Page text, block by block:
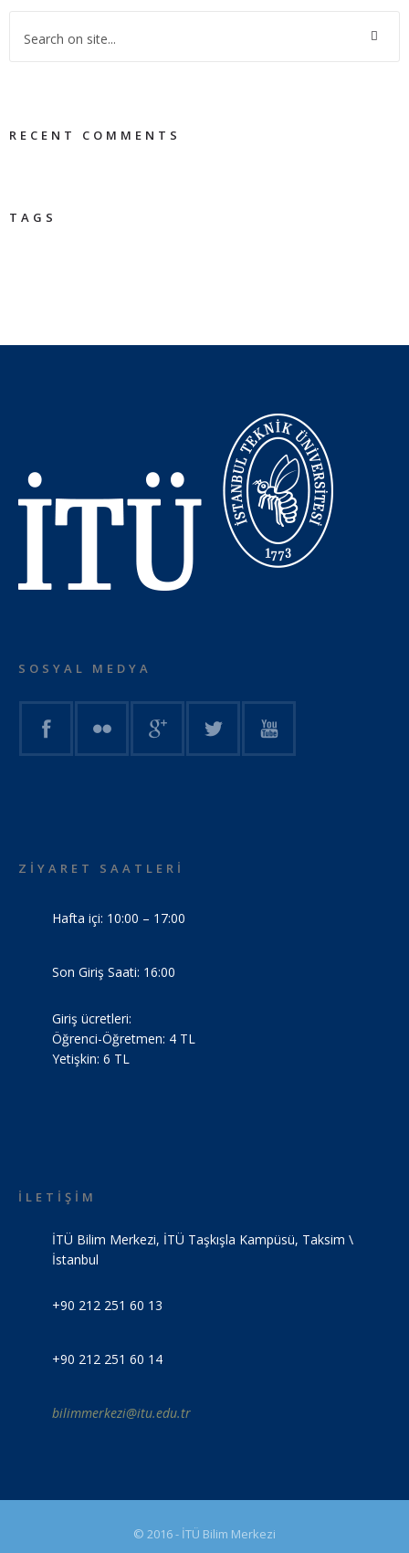
RECENT COMMENTS
TAGS
SOSYAL MEDYA
ZİYARET SAATLERİ
Hafta içi: 10:00 – 17:00
Son Giriş Saati: 16:00
Giriş ücretleri:
Öğrenci-Öğretmen: 4 TL
Yetişkin: 6 TL
İLETİŞİM
İTÜ Bilim Merkezi, İTÜ Taşkışla Kampüsü, Taksim \
İstanbul
+90 212 251 60 13
+90 212 251 60 14
bilimmerkezi@itu.edu.tr
© 2016 - İTÜ Bilim Merkezi